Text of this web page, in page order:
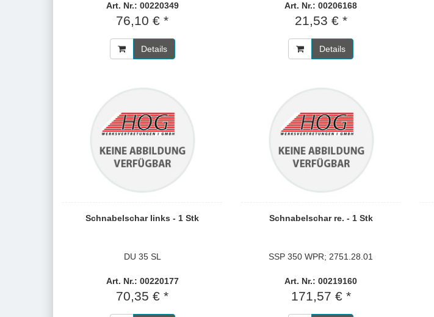
Art. Nr.: 00220349
76,10 € *
Details
Art. Nr.: 00206168
21,53 € *
Details
Schnabelschar links - 1 Stk
DU 35 SL
Art. Nr.: 00220177
70,35 € *
Schnabelschar re. - 1 Stk
SSP 350 WPR; 2751.28.01
Art. Nr.: 00219160
171,57 € *